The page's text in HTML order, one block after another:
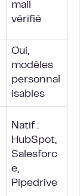
mail
vérifié
Oui,
modèles
personnal
isables
Natif :
HubSpot,
Salesforc
e,
Pipedrive